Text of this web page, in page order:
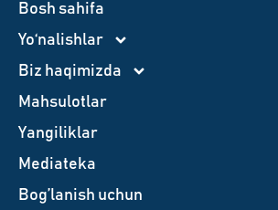
Bosh sahifa
Yo‘nalishlar
Biz haqimizda
Mahsulotlar
Yangiliklar
Mediateka
Bog’lanish uchun